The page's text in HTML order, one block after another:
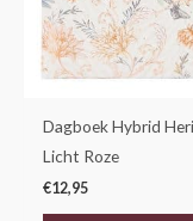
Dagboek Hybrid
Licht Roze
€12,95